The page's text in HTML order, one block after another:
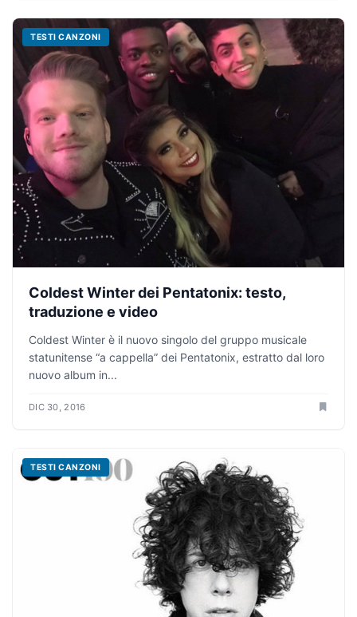
TESTI CANZONI
Coldest Winter dei Pentatonix: testo,
traduzione e video
Coldest Winter è il nuovo singolo del gruppo musicale
statunitense “a cappella” dei Pentatonix, estratto dal loro
nuovo album in...
DIC 30, 2016
TESTI CANZONI